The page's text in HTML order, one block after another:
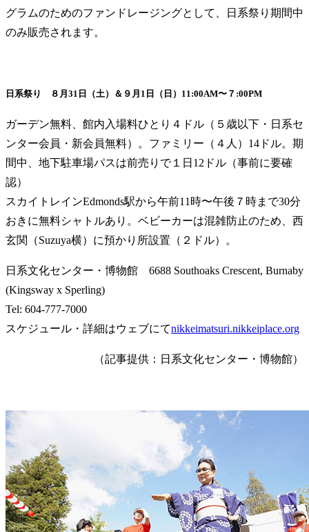
グラムのためのファンドレージングとして、日系祭り期間中
のみ販売されます。
日系祭り ８月31日（土）＆９月1日（日）11:00AM〜７:00PM
ガーデン無料、館内入場料ひとり４ドル（５歳以下・日系セ
ンター会員・新会員無料）。ファミリー（４人）14ドル。期
間中、地下駐車場パスは前売りで１日12ドル（事前に要確
認）
スカイトレインEdmonds駅から午前11時〜午後７時まで30分
おきに無料シャトルあり。ベビーカーは混雑防止のため、西
玄関（Suzuya横）に預かり所設置（２ドル）。
日系文化センター・博物館 6688 Southoaks Crescent, Burnaby
(Kingsway x Sperling)
Tel: 604-777-7000
スケジュール・詳細はウェブにてnikkeimatsuri.nikkeiplace.org
（記事提供：日系文化センター・博物館）